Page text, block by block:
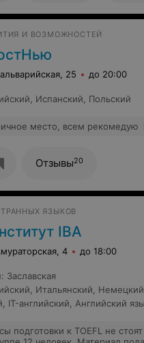
И ВОЗМОЖНОСТЕЙ
25 до 20:00
, Испанский, Польский
место, всем рекомедую
Отзывы20
ЯЗЫКОВ
IBA
4 до 18:00
: Заславская
, Итальянский, Немецкий
, IT-английский, Английский
подготовки к TOEFL не